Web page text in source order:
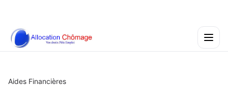
Aides Financières